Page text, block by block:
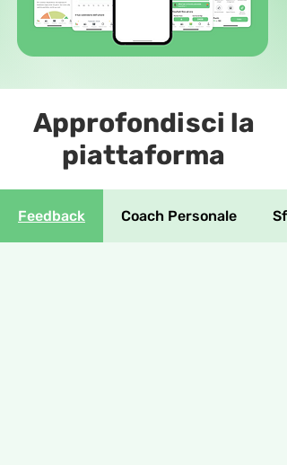
Approfondisci la
piattaforma
Feedback Coach Personale